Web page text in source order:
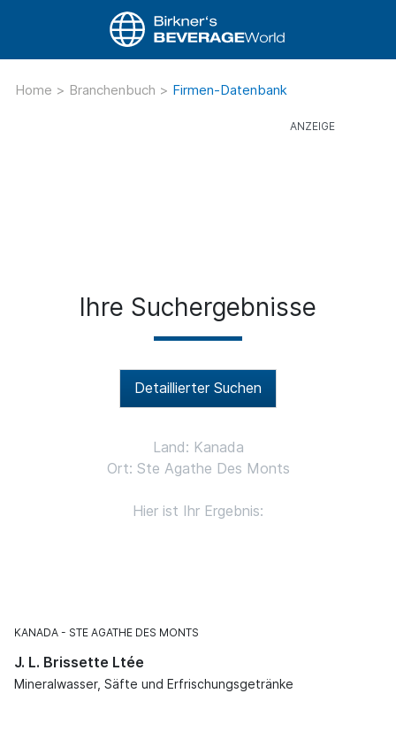
Home > Branchenbuch > Firmen-Datenbank
Ihre Suchergebnisse
Detaillierter Suchen
Land: Kanada
Ort: Ste Agathe Des Monts
Hier ist Ihr Ergebnis:
KANADA STE AGATHE DES MONTS
J. L. Brissette Ltée
Mineralwasser, Säfte und Erfrischungsgetränke